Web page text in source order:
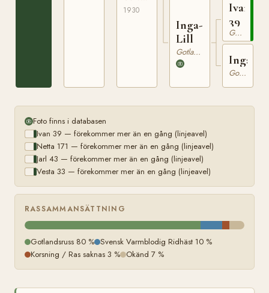
1930
Inga-
Lill
Gotlandsruss
Ivan
39
Gotlandsruss
Inga
Gotlandsruss
Foto finns i databasen
Ivan 39 — förekommer mer än en gång (linjeavel)
Netta 171 — förekommer mer än en gång (linjeavel)
Jarl 43 — förekommer mer än en gång (linjeavel)
Vesta 33 — förekommer mer än en gång (linjeavel)
RASSAMMANSÄTTNING
Gotlandsruss 80 % Svensk Varmblodig Ridhäst 10 %
Korsning / Ras saknas 3 % Okänd 7 %